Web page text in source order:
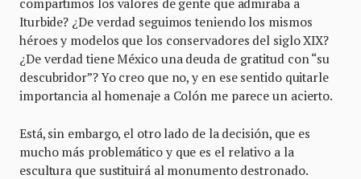
compartimos los valores de gente que admiraba a
Iturbide? ¿De verdad seguimos teniendo los mismos
héroes y modelos que los conservadores del siglo XIX?
¿De verdad tiene México una deuda de gratitud con “su
descubridor”? Yo creo que no, y en ese sentido quitarle
importancia al homenaje a Colón me parece un acierto.
Está, sin embargo, el otro lado de la decisión, que es
mucho más problemático y que es el relativo a la
escultura que sustituirá al monumento destronado.